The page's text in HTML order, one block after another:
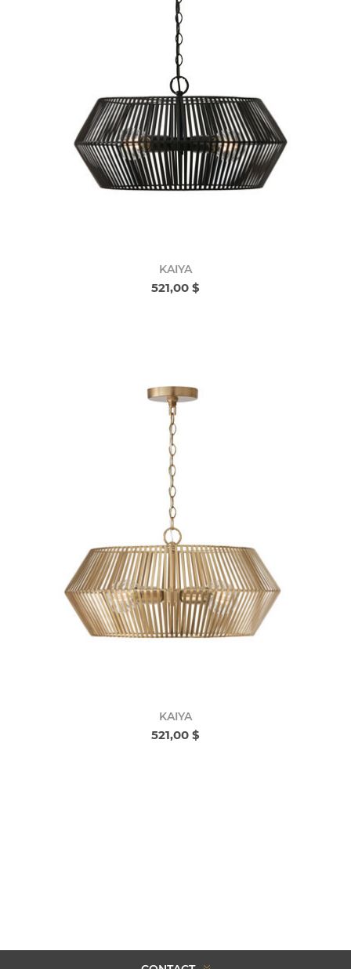
KAIYA
521,00 $
KAIYA
521,00 $